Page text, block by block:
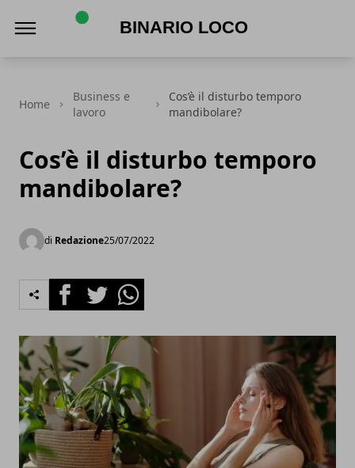
Home
Business e
lavoro
Cos’è il disturbo temporo
mandibolare?
Cos’è il disturbo temporo
mandibolare?
di Redazione25/07/2022
FacebookTwitterWhatsapp